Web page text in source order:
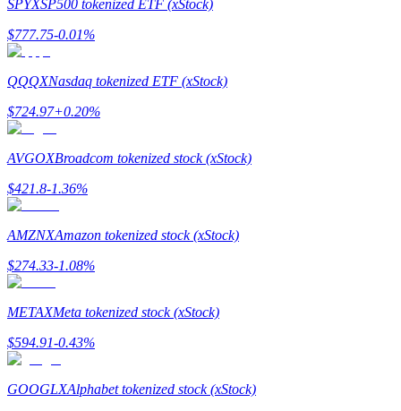
شركاء Bitrue
BTC Welcome Rewards
SPYXSP500 tokenized ETF (xStock)
$777.75-0.01%
QQQXNasdaq tokenized ETF (xStock)
$724.97+0.20%
AVGOXBroadcom tokenized stock (xStock)
$421.8-1.36%
AMZNXAmazon tokenized stock (xStock)
$274.33-1.08%
METAXMeta tokenized stock (xStock)
$594.91-0.43%
GOOGLXAlphabet tokenized stock (xStock)